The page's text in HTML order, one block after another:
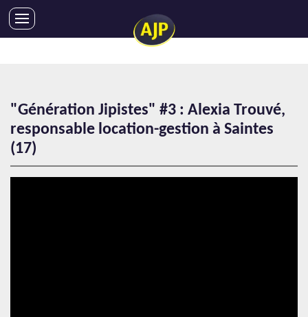
GESTION LOCATIVE
SYNDIC
LMNP
IMMOBILIER NEUF
"Génération Jipistes" #3 : Alexia Trouvé,
responsable location-gestion à Saintes
(17)